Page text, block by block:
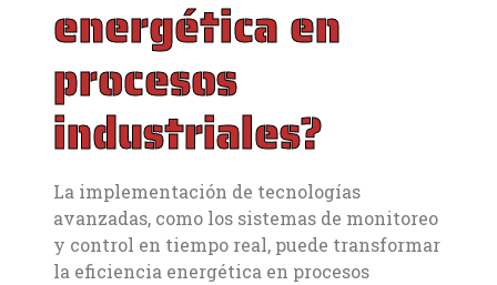
energética en
procesos
industriales?
La implementación de tecnologías
avanzadas, como los sistemas de monitoreo
y control en tiempo real, puede transformar
la eficiencia energética en procesos